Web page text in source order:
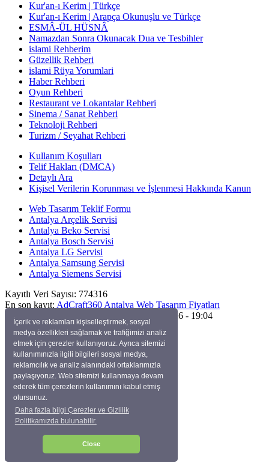
İçerik ve reklamları kişiselleştirmek, sosyal
medya özellikleri sağlamak ve trafiğimizi analiz
etmek için çerezler kullanıyoruz. Ayrıca sitemizi
kullanımınızla ilgili bilgileri sosyal medya,
reklamcılık ve analiz alanındaki ortaklarımızla
paylaşıyoruz. Web sitemizi kullanmaya devam
ederek tüm çerezlerin kullanımını kabul etmiş
olursunuz.
Daha fazla bilgi Çerezler ve Gizlilik
Politikamızda bulunabilir.
Close
Kur'an-ı Kerim | Türkçe
Kur'an-ı Kerim | Arapça Okunuşlu ve Türkçe
ESMÂ-ÜL HÜSNÂ
Namazdan Sonra Okunacak Dua ve Tesbihler
islami Rehberim
Güzellik Rehberi
islami Rüya Yorumlari
Haber Rehberi
Oyun Rehberi
Restaurant ve Lokantalar Rehberi
Sinema / Sanat Rehberi
Teknoloji Rehberi
Turizm / Seyahat Rehberi
Kullanım Koşulları
Telif Hakları (DMCA)
Detaylı Ara
Kişisel Verilerin Korunması ve İşlenmesi Hakkında Kanun
Web Tasarım Teklif Formu
Antalya Arçelik Servisi
Antalya Beko Servisi
Antalya Bosch Servisi
Antalya LG Servisi
Antalya Samsung Servisi
Antalya Siemens Servisi
Kayıtlı Veri Sayısı: 774316
En son kayıt: AdCraft360 Antalya Web Tasarım Fiyatları
Son Güncelleme:
Perşembe, Temmuz 23, 2026 - 19:04
Site Sayacı:11,735
Tekrarsız Ziyaretçi:4,445
Yayınlanmış Düğümler:15,782
Yayınlanmamış Düğümler:0
Sizin IP'niz: 114.119.133.89
Ziyaretçiler:
Bu hafta:108
Bu ay:428
Bu yıl:11,737
Kullanım Koşulları